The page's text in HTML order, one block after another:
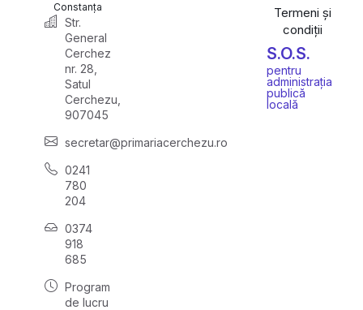
Constanța
Str.
General
Cerchez
nr. 28,
Satul
Cerchezu,
907045
secretar@primariacerchezu.ro
0241
780
204
0374
918
685
Program
de lucru
Termeni și
condiții
S.O.S.
pentru
administrația
publică
locală